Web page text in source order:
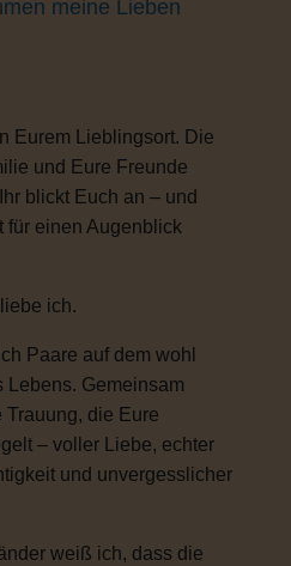
meine Lieben
Eurem Lieblingsort. Die
und Eure Freunde
blickt Euch an – und
für einen Augenblick
ich.
Paare auf dem wohl
Lebens. Gemeinsam
die Eure
– voller Liebe, echter
und unvergesslicher
weiß ich, dass die